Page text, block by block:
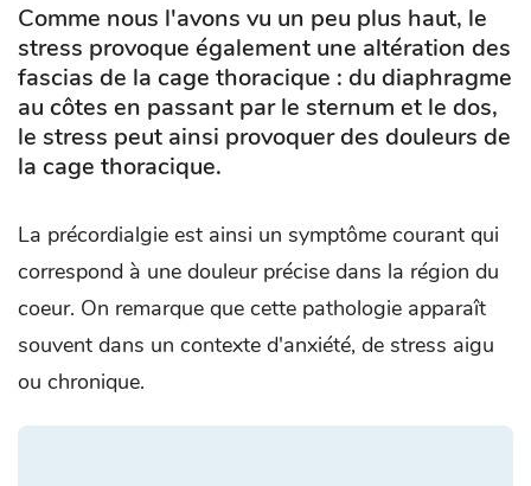
Comme nous l'avons vu un peu plus haut, le
stress provoque également une altération des
fascias de la cage thoracique : du diaphragme
au côtes en passant par le sternum et le dos,
le stress peut ainsi provoquer des douleurs de
la cage thoracique.
La précordialgie est ainsi un symptôme courant qui
correspond à une douleur précise dans la région du
coeur. On remarque que cette pathologie apparaît
souvent dans un contexte d'anxiété, de stress aigu
ou chronique.